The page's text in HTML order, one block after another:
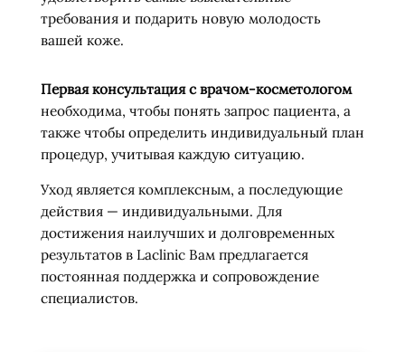
требования и подарить новую молодость
вашей коже.
Первая консультация с врачом-косметологом
необходима, чтобы понять запрос пациента, а
также чтобы определить индивидуальный план
процедур, учитывая каждую ситуацию.
Уход является комплексным, а последующие
действия — индивидуальными. Для
достижения наилучших и долговременных
результатов в Laclinic Вам предлагается
постоянная поддержка и сопровождение
специалистов.